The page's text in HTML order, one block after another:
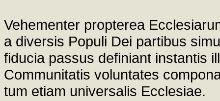
Vehementer propterea
a diversis Populi Dei partibus
fiducia passus definiant instantis
Communitatis voluntates
tum etiam universalis Ecclesiae.